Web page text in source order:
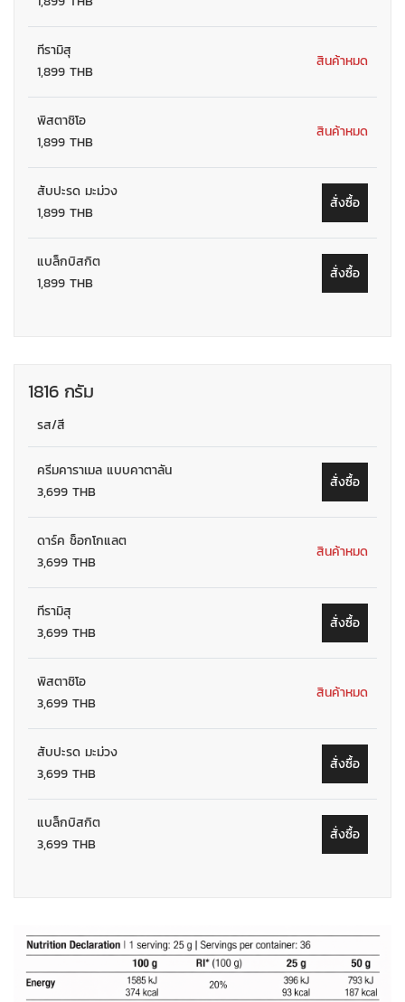
ทีรามิสุ
1,899 THB
สินค้าหมด
พิสตาชิโอ
1,899 THB
สินค้าหมด
สับปะรด มะม่วง
1,899 THB
สั่งซื้อ
แบล็กบิสกิต
1,899 THB
สั่งซื้อ
1816 กรัม
รส/สี
ครีมคาราเมล แบบคาตาลัน
3,699 THB
สั่งซื้อ
ดาร์ค ช็อกโกแลต
3,699 THB
สินค้าหมด
ทีรามิสุ
3,699 THB
สั่งซื้อ
พิสตาชิโอ
3,699 THB
สินค้าหมด
สับปะรด มะม่วง
3,699 THB
สั่งซื้อ
แบล็กบิสกิต
3,699 THB
สั่งซื้อ